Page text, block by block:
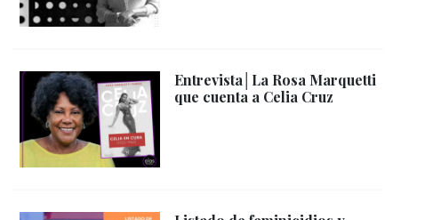
Entrevista│La Rosa Marquetti
que cuenta a Celia Cruz